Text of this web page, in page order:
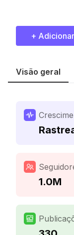
+
Visão geral
1.0M